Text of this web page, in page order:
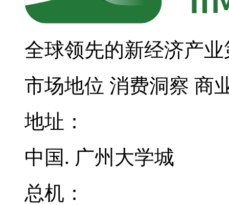
全球领先的新经济产
市场地位 消费洞察 商
地址：
中国. 广州大学城
总机：